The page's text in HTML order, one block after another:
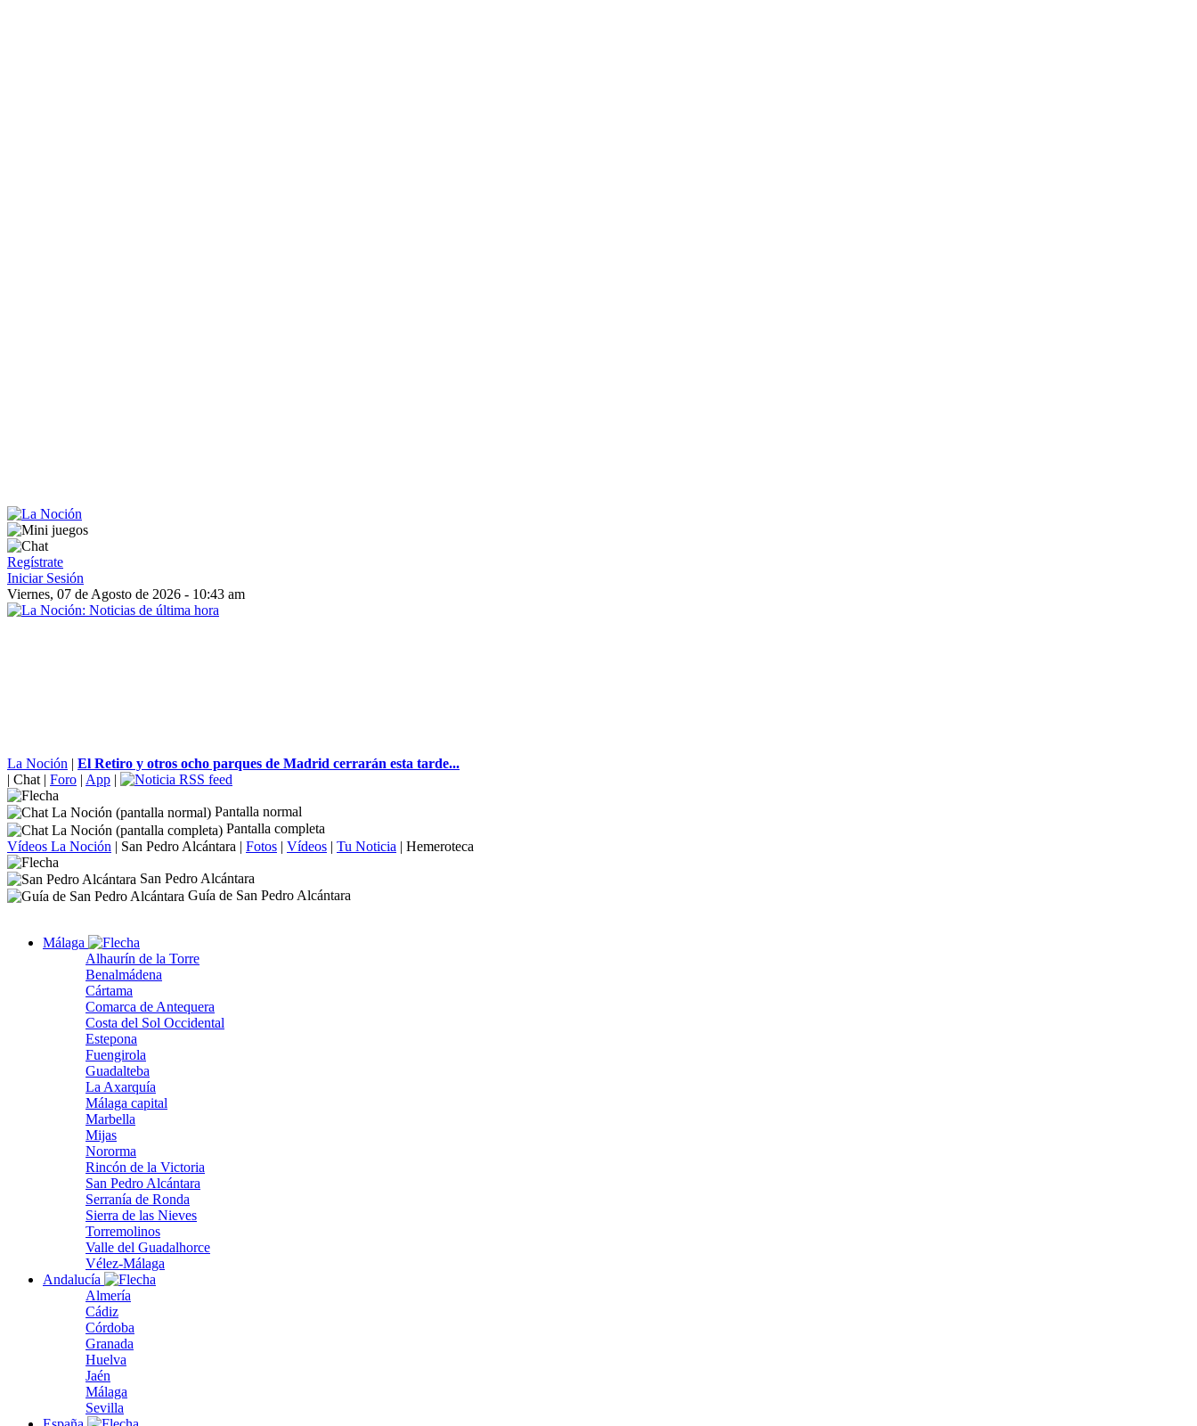
Regístrate
Iniciar Sesión
Viernes, 07 de Agosto de 2026 - 10:43 am
La Noción | El Retiro y otros ocho parques de Madrid cerrarán esta tarde...
| Chat | Foro | App |
Pantalla normal
Pantalla completa
Vídeos La Noción | San Pedro Alcántara | Fotos | Vídeos | Tu Noticia | Hemeroteca
San Pedro Alcántara
Guía de San Pedro Alcántara
Málaga
Alhaurín de la Torre
Benalmádena
Cártama
Comarca de Antequera
Costa del Sol Occidental
Estepona
Fuengirola
Guadalteba
La Axarquía
Málaga capital
Marbella
Mijas
Nororma
Rincón de la Victoria
San Pedro Alcántara
Serranía de Ronda
Sierra de las Nieves
Torremolinos
Valle del Guadalhorce
Vélez-Málaga
Andalucía
Almería
Cádiz
Córdoba
Granada
Huelva
Jaén
Málaga
Sevilla